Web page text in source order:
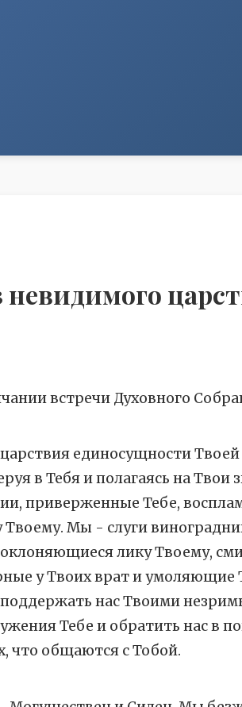
встречи Духовного
единосущности Твоей
в Тебя и полагаясь на Твои
приверженные Тебе,
Мы - слуги
лику Твоему,
у Твоих врат и умоляющие
нас Твоими
Тебе и обратить нас в
что общаются с Тобой.